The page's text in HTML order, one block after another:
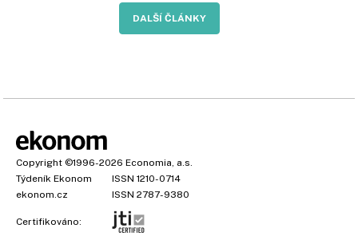
DALŠÍ ČLÁNKY
Copyright ©1996-2026 Economia, a.s.
Týdeník Ekonom
ISSN 1210-0714
ekonom.cz
ISSN 2787-9380
Certifikováno: